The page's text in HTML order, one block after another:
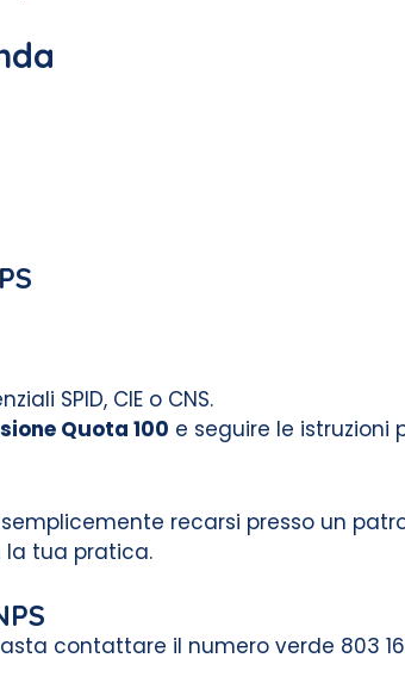
SPID, CIE o CNS.
Quota 100 e seguire le
recarsi presso un
la tua pratica.
contattare il numero verde 803